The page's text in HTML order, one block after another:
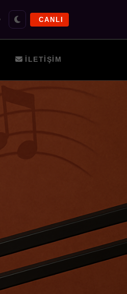
CANLI
İLETIŞIM